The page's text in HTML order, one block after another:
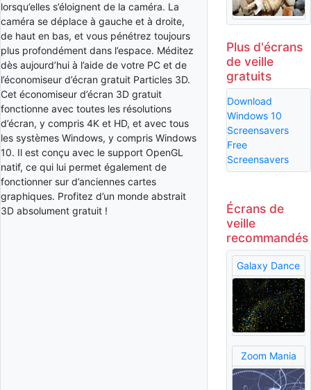
lorsqu’elles s’éloignent de la caméra. La
caméra se déplace à gauche et à droite,
de haut en bas, et vous pénétrez toujours
plus profondément dans l’espace. Méditez
dès aujourd’hui à l’aide de votre PC et de
l’économiseur d’écran gratuit Particles 3D.
Cet économiseur d’écran 3D gratuit
fonctionne avec toutes les résolutions
d’écran, y compris 4K et HD, et avec tous
les systèmes Windows, y compris Windows
10. Il est conçu avec le support OpenGL
natif, ce qui lui permet également de
fonctionner sur d’anciennes cartes
graphiques. Profitez d’un monde abstrait
3D absolument gratuit !
Plus d'écrans
de veille
gratuits
Download
Windows 10
Screensavers
Free
Screensavers
Écrans de
veille
recommandés
Galaxy Dance
Zoom Mania